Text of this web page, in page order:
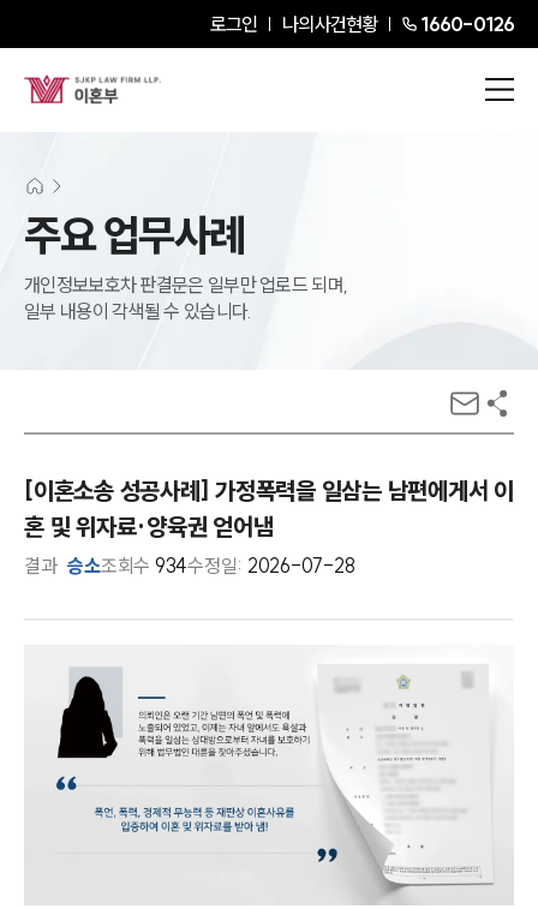
로그인 나의사건현황 1660-0126
주요 업무사례
개인정보보호차 판결문은 일부만 업로드 되며,
일부 내용이 각색될 수 있습니다.
[이혼소송 성공사례] 가정폭력을 일삼는 남편에게서 이
혼 및 위자료·양육권 얻어냄
결과 승소조회수 934수정일: 2026-07-28